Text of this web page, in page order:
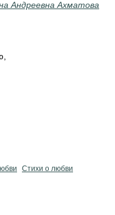
Андреевна Ахматова
Стихи о любви